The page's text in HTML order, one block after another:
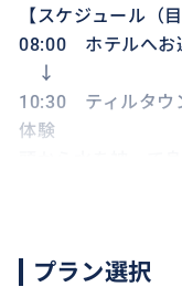
【スケジュール（
08:00 ホテルへお
↓
10:30 ティルタウ
体験
12:00 ランチタイ
プラン選択